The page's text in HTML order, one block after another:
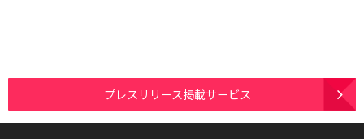
プレスリリース掲載サービス